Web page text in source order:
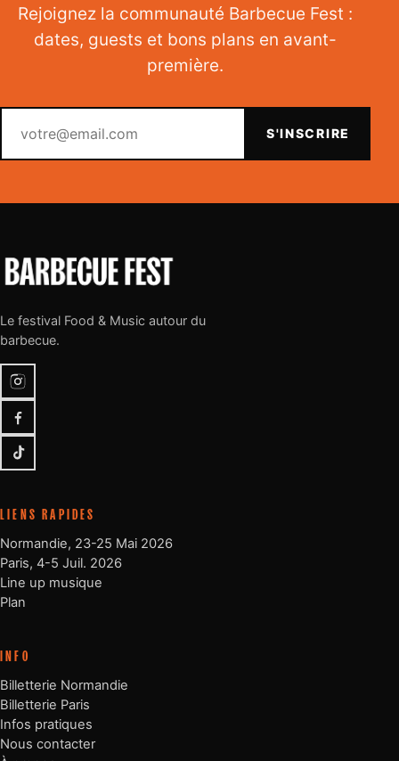
Rejoignez la communauté Barbecue Fest :
dates, guests et bons plans en avant-
première.
S'INSCRIRE
Le festival Food & Music autour du
barbecue.
Instagram
Facebook
TikTok
LIENS RAPIDES
Normandie, 23-25 Mai 2026
Paris, 4-5 Juil. 2026
Line up musique
Plan
INFO
Billetterie Normandie
Billetterie Paris
Infos pratiques
Nous contacter